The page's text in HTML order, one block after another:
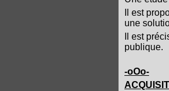
Il est
une
Il est
publique.
-oOo-